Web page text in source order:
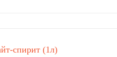
спирит (1л)